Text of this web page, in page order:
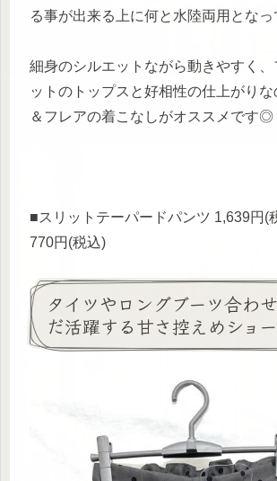
る事が出来る上に何と水陸両用となっ
細身のシルエットながら動きやすく
ットのトップスと好相性の仕上がりな
＆フレアの着こなしがオススメです◎
■スリットテーパードパンツ 1,639円
770円(税込)
タイツやロングブーツ合わ
だ活躍する甘さ控えめショ